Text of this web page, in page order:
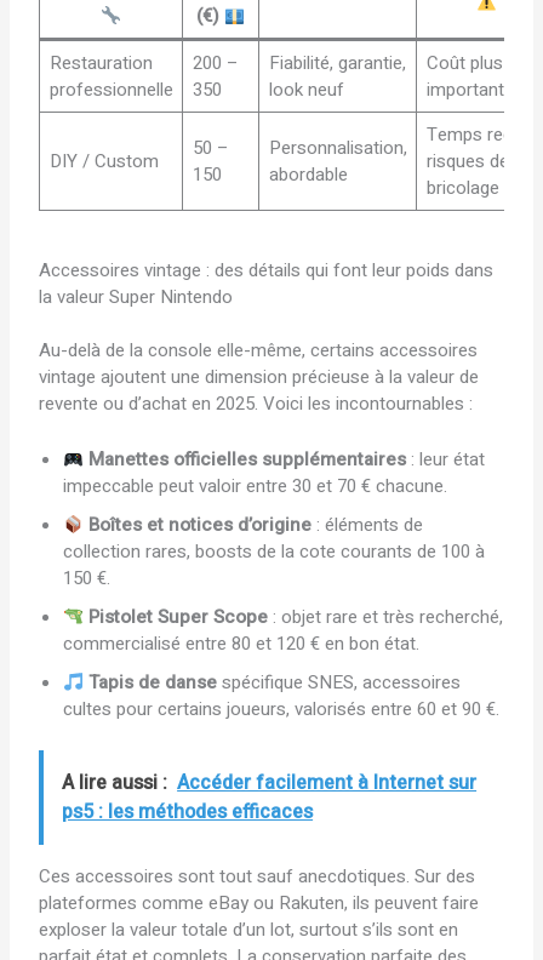
(€)
Restauration
professionnelle
200 –
350
Fiabilité, garantie,
look neuf
Coût plus
important
DIY / Custom
50 –
150
Personnalisation,
abordable
Temps requis,
risques de
bricolage
Accessoires vintage : des détails qui font leur poids dans
la valeur Super Nintendo
Au-delà de la console elle-même, certains accessoires
vintage ajoutent une dimension précieuse à la valeur de
revente ou d’achat en 2025. Voici les incontournables :
Manettes officielles supplémentaires : leur état
impeccable peut valoir entre 30 et 70 € chacune.
Boîtes et notices d’origine : éléments de
collection rares, boosts de la cote courants de 100 à
150 €.
Pistolet Super Scope : objet rare et très recherché,
commercialisé entre 80 et 120 € en bon état.
Tapis de dansespécifique SNES, accessoires
cultes pour certains joueurs, valorisés entre 60 et 90 €.
A lire aussi : Accéder facilement à Internet sur
ps5 : les méthodes efficaces
Ces accessoires sont tout sauf anecdotiques. Sur des
plateformes comme eBay ou Rakuten, ils peuvent faire
exploser la valeur totale d’un lot, surtout s’ils sont en